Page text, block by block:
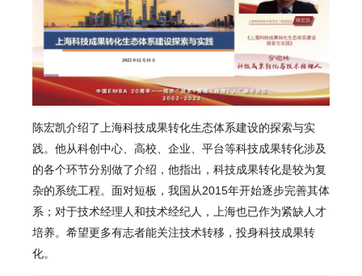
陈宏凯介绍了上海科技成果转化生态体系建设的探索与实
践。他从科创中心、高校、企业、平台等科技成果转化涉及
的各个环节分别做了介绍，他指出，科技成果转化是较为复
杂的系统工程。面对短板，我国从2015年开始逐步完善其体
系；对于技术经理人和技术经纪人，上海也已作为紧缺人才
培养。希望更多有志者能关注技术转移，投身科技成果转
化。